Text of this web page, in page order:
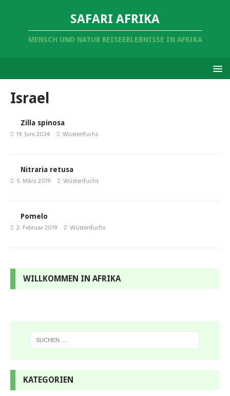
SAFARI AFRIKA
MENSCH UND NATUR REISEERLEBNISSE IN AFRIKA
Israel
Zilla spinosa
19. Juni 2024 Wüstenfuchs
Nitraria retusa
5. März 2019 Wüstenfuchs
Pomelo
2. Februar 2019 Wüstenfuchs
WILLKOMMEN IN AFRIKA
KATEGORIEN